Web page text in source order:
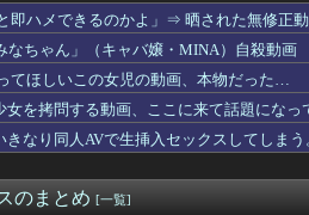
ｗｗｗｗｗｗｗ
インスタフォロワー1...
勉強はない」
しょｗｗｗｗｗ
込みに注意しましょう。」←...
ｗｗｗｗｗｗ
「ラブライブ」と呼ばれるｗ...
即ハメできるのかよ」⇒ 晒された無修正
なちゃん」（キャバ嬢・MINA）自殺動画
てほしいこの女児の動画、本物だった…
を拷問する動画、ここに来て話題になっ
なり同人AVで生挿入セックスしてしま
のまとめ [一覧]